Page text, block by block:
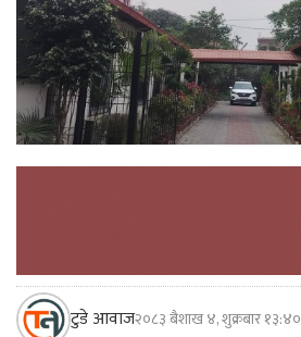
टुडे आवाज२०८३ बैशाख ४, शुक्रबार १३:४०